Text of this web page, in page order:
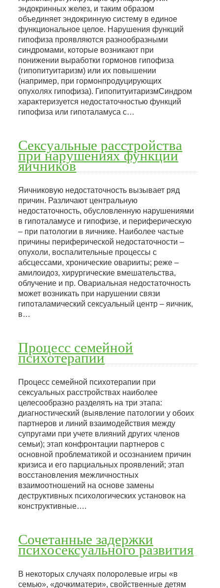
эндокринных желез, и таким образом
объединяет эндокринную систему в единое
функциональное целое. Нарушения функций
гипофиза проявляются разнообразными
синдромами, которые возникают при
понижении выработки гормонов гипофиза
(гипопитуитаризм) или их повышении
(например, при гормонпродуцирующих
опухолях гипофиза). ГипопитуитаризмСиндром
характеризуется недостаточностью функций
гипофиза или гипоталамуса с…
Сексуальные расстройства
при нарушениях функции
яичников
Яичниковую недостаточность вызывает ряд
причин. Различают центральную
недостаточность, обусловленную нарушениями
в гипоталамусе и гипофизе, и периферическую
– при патологии в яичнике. Наиболее частые
причины периферической недостаточности –
опухоли, воспалительные процессы с
абсцессами, хронические оварииты; реже –
амилоидоз, хирургические вмешательства,
облучение и пр. Овариальная недостаточность
может возникать при нарушении связи
гипоталамический сексуальный центр – яичник,
в…
Процесс семейной
психотерапии
Процесс семейной психотерапии при
сексуальных расстройствах наиболее
целесообразно разделять на три этапа:
диагностический (выявление патологии у обоих
партнеров и линий взаимодействия между
супругами при учете влияний других членов
семьи); этап конфронтации партнеров с
основной проблематикой и осознанием причин
кризиса и его парциальных проявлений; этап
восстановления межличностных
взаимоотношений на основе замены
деструктивных психологических установок на
конструктивные….
Сочетанные задержки
психосексуального развития
В некоторых случаях полоролевые игры «в
семью», «дочкиматери», свойственные детям